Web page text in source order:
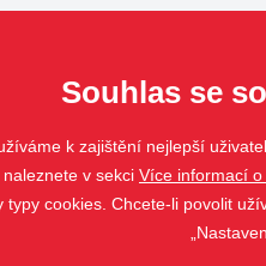
Pergoly
Ostatní
Souhlas se
k zajištění nejlepší
v sekci Více informací o
typy cookies. Chcete-li povolit